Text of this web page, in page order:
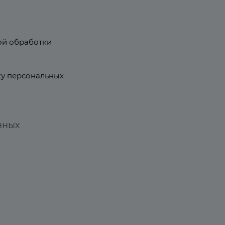
обработки
персональных